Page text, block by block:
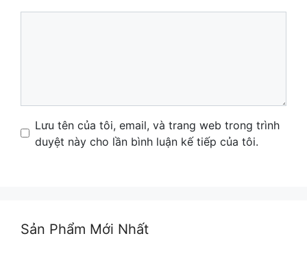
Name
Email
Website
Lưu tên của tôi, email, và trang web trong trình
duyệt này cho lần bình luận kế tiếp của tôi.
Sản Phẩm Mới Nhất